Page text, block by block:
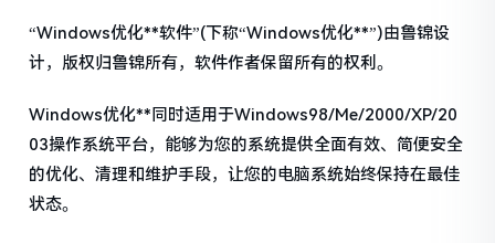
“Windows优化**软件”(下称“Windows优化**”)由鲁锦设
计，版权归鲁锦所有，软件作者保留所有的权利。
Windows优化**同时适用于Windows98/Me/2000/XP/20
03操作系统平台，能够为您的系统提供全面有效、简便安全
的优化、清理和维护手段，让您的电脑系统始终保持在最佳
状态。